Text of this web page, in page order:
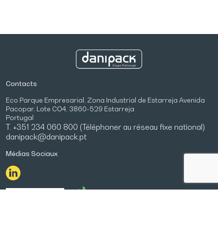
Contacts
Eco Parque Empresarial, Zona Industrial de Estarreja Avenida
Pacopar, Lote CO4, 3860-529 Estarreja
Portugal
T. +351 234 060 800 (Téléphoner au réseau fixe national)
danipack@danipack.pt
Médias Sociaux